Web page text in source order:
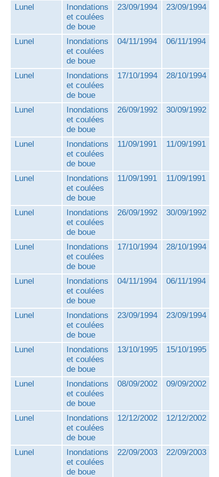
Lunel
Inondations
et coulées
de boue
23/09/1994 23/09/1994
Lunel
Inondations
et coulées
de boue
04/11/1994 06/11/1994
Lunel
Inondations
et coulées
de boue
17/10/1994 28/10/1994
Lunel
Inondations
et coulées
de boue
26/09/1992 30/09/1992
Lunel
Inondations
et coulées
de boue
11/09/1991 11/09/1991
Lunel
Inondations
et coulées
de boue
11/09/1991 11/09/1991
Lunel
Inondations
et coulées
de boue
26/09/1992 30/09/1992
Lunel
Inondations
et coulées
de boue
17/10/1994 28/10/1994
Lunel
Inondations
et coulées
de boue
04/11/1994 06/11/1994
Lunel
Inondations
et coulées
de boue
23/09/1994 23/09/1994
Lunel
Inondations
et coulées
de boue
13/10/1995 15/10/1995
Lunel
Inondations
et coulées
de boue
08/09/2002 09/09/2002
Lunel
Inondations
et coulées
de boue
12/12/2002 12/12/2002
Lunel
Inondations
et coulées
de boue
22/09/2003 22/09/2003